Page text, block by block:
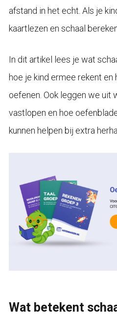
afstand in het echt. Als je
kaartlezen en schaal
In dit artikel lees je wat
hoe je kind ermee rekent en
oefenen. Ook leggen we uit
vastlopen en hoe
kunnen helpen bij extra
Wat betekent